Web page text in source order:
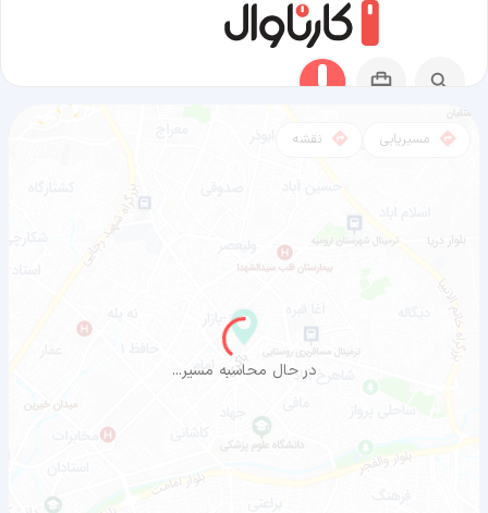
مسیریابی نقشه
در حال محاسبه مسیر...
مسیر لامرد به ارومیه